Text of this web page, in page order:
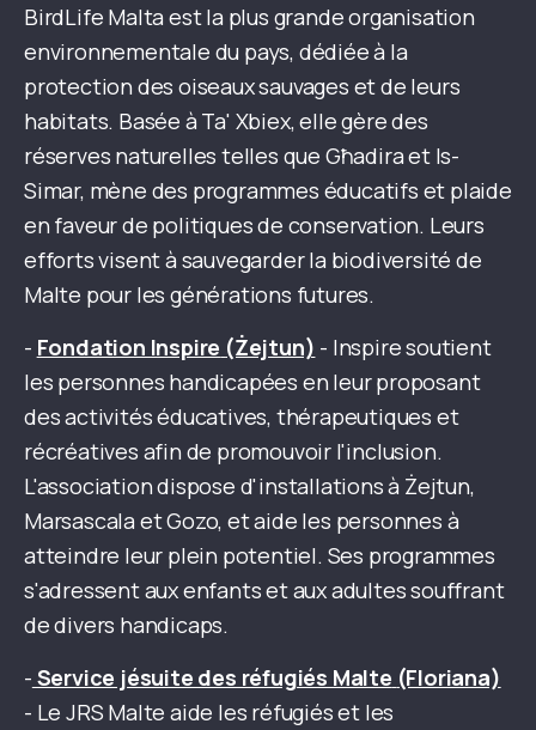
BirdLife Malta est la plus grande organisation
environnementale du pays, dédiée à la
protection des oiseaux sauvages et de leurs
habitats. Basée à Ta' Xbiex, elle gère des
réserves naturelles telles que Għadira et Is-
Simar, mène des programmes éducatifs et plaide
en faveur de politiques de conservation. Leurs
efforts visent à sauvegarder la biodiversité de
Malte pour les générations futures.
- Fondation Inspire (Żejtun) - Inspire soutient
les personnes handicapées en leur proposant
des activités éducatives, thérapeutiques et
récréatives afin de promouvoir l'inclusion.
L'association dispose d'installations à Żejtun,
Marsascala et Gozo, et aide les personnes à
atteindre leur plein potentiel. Ses programmes
s'adressent aux enfants et aux adultes souffrant
de divers handicaps.
- Service jésuite des réfugiés Malte (Floriana)
- Le JRS Malte aide les réfugiés et les